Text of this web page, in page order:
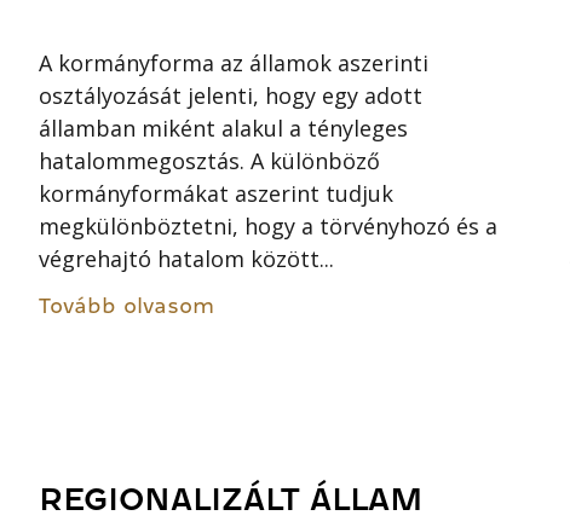
A kormányforma az államok aszerinti
osztályozását jelenti, hogy egy adott
államban miként alakul a tényleges
hatalommegosztás. A különböző
kormányformákat aszerint tudjuk
megkülönböztetni, hogy a törvényhozó és a
végrehajtó hatalom között...
Tovább olvasom
REGIONALIZÁLT ÁLLAM